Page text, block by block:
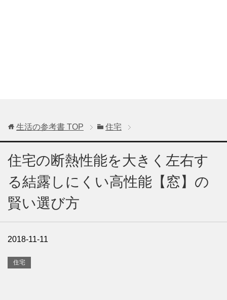
生活の参考書 TOP 住宅
住宅の断熱性能を大きく左右す
る結露しにくい高性能【窓】の
賢い選び方
2018-11-11
住宅